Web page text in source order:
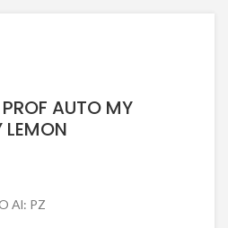
AUTO MY
LEMON
Al: PZ